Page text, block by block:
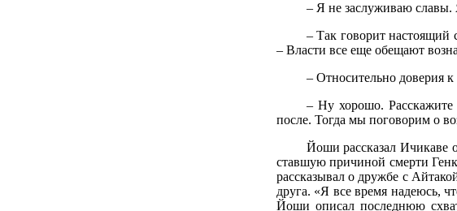
– Я не заслуживаю славы.
– Так говорит настоящий
– Власти все еще обещают
– Относительно доверия
– Ну хорошо.
после. Тогда мы поговорим о
Йоши рассказал Ичикаве
ставшую причиной смерти
рассказывал о дружбе с
друга. «Я все время надеюсь,
Йоши описал последнюю